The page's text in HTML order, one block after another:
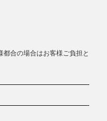
合の場合はお客様ご負担と